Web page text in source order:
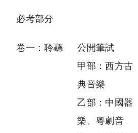
必考部分
卷一：聆聽
公開筆試
甲部：西方古
典音樂
乙部：中國器
樂、粵劇音